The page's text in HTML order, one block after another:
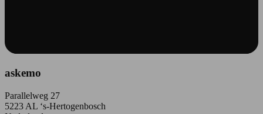
askemo
Parallelweg 27
5223 AL ‘s-Hertogenbosch